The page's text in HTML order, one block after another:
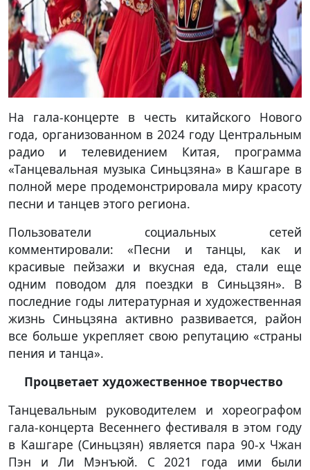
На гала-концерте в честь китайского Нового
года, организованном в 2024 году Центральным
радио и телевидением Китая, программа
«Танцевальная музыка Синьцзяна» в Кашгаре в
полной мере продемонстрировала миру красоту
песни и танцев этого региона.
Пользователи социальных сетей
комментировали: «Песни и танцы, как и
красивые пейзажи и вкусная еда, стали еще
одним поводом для поездки в Синьцзян». В
последние годы литературная и художественная
жизнь Синьцзяна активно развивается, район
все больше укрепляет свою репутацию «страны
пения и танца».
Процветает художественное творчество
Танцевальным руководителем и хореографом
гала-концерта Весеннего фестиваля в этом году
в Кашгаре (Синьцзян) является пара 90-х Чжан
Пэн и Ли Мэнъюй. С 2021 года ими были